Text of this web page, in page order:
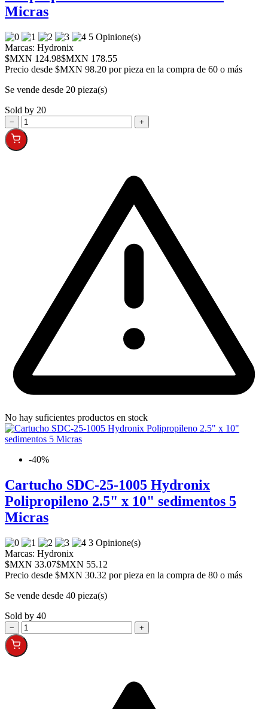
Micras
5 Opinione(s)
Marcas: Hydronix
$MXN 124.98$MXN 178.55
Precio desde $MXN 98.20 por pieza en la compra de 60 o más
Se vende desde 20 pieza(s)
Sold by 20
− +
No hay suficientes productos en stock
-40%
Cartucho SDC-25-1005 Hydronix
Polipropileno 2.5" x 10" sedimentos 5
Micras
3 Opinione(s)
Marcas: Hydronix
$MXN 33.07$MXN 55.12
Precio desde $MXN 30.32 por pieza en la compra de 80 o más
Se vende desde 40 pieza(s)
Sold by 40
− +